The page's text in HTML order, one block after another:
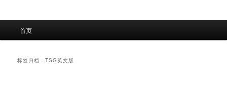
首页
标签归档：TSG英文版